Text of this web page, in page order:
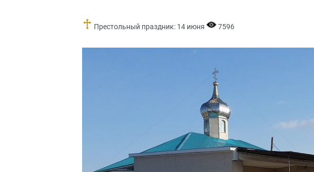
Престольный праздник: 14 июня 7596